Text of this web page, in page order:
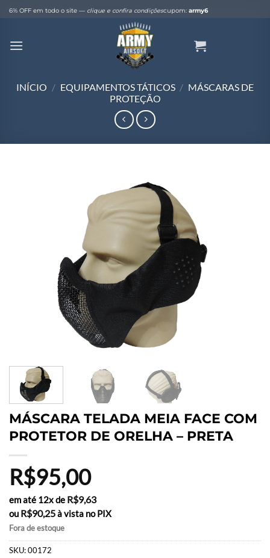
Skip6% OFF em todo o site — clique e confira condiçõescupom: army6
INÍCIO / EQUIPAMENTOS TÁTICOS / MÁSCARAS DE
PROTEÇÃO
MÁSCARA TELADA MEIA FACE COM
PROTETOR DE ORELHA – PRETA
R$95,00
em até 12x de R$9,63
ou R$90,25à vista no PIX
Fora de estoque
SKU:00172